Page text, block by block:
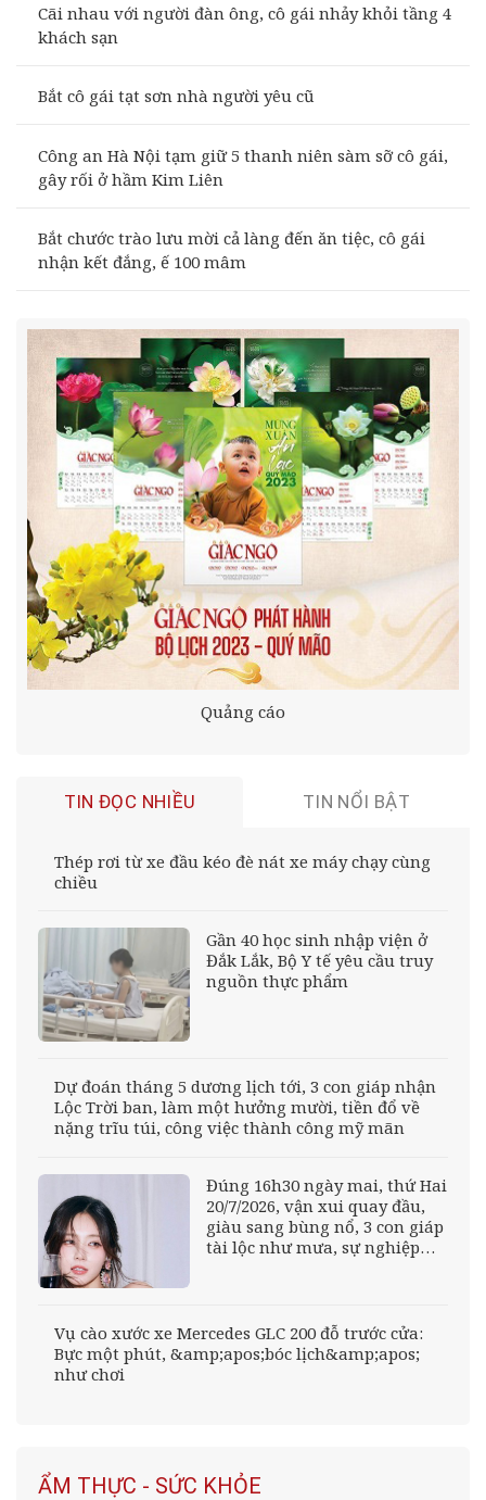
Cãi nhau với người đàn ông, cô gái nhảy khỏi tầng 4
khách sạn
Bắt cô gái tạt sơn nhà người yêu cũ
Công an Hà Nội tạm giữ 5 thanh niên sàm sỡ cô gái,
gây rối ở hầm Kim Liên
Bắt chước trào lưu mời cả làng đến ăn tiệc, cô gái
nhận kết đắng, ế 100 mâm
Quảng cáo
TIN ĐỌC NHIỀU TIN NỔI BẬT
Thép rơi từ xe đầu kéo đè nát xe máy chạy cùng
chiều
Gần 40 học sinh nhập viện ở
Đắk Lắk, Bộ Y tế yêu cầu truy
nguồn thực phẩm
Dự đoán tháng 5 dương lịch tới, 3 con giáp nhận
Lộc Trời ban, làm một hưởng mười, tiền đổ về
nặng trĩu túi, công việc thành công mỹ mãn
Đúng 16h30 ngày mai, thứ Hai
20/7/2026, vận xui quay đầu,
giàu sang bùng nổ, 3 con giáp
tài lộc như mưa, sự nghiệp
Vụ cào xước xe Mercedes GLC 200 đỗ trước cửa:
Bực một phút, &amp;apos;bóc lịch&amp;apos;
như chơi
ẨM THỰC - SỨC KHỎE